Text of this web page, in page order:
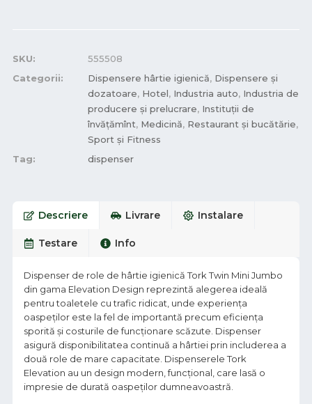
SKU:
555508
Categorii:
Dispensere hârtie igienică, Dispensere și
dozatoare, Hotel, Industria auto, Industria de
producere și prelucrare, Instituții de
învățămînt, Medicină, Restaurant și bucătărie,
Sport și Fitness
Tag:
dispenser
Descriere Livrare Instalare
Testare Info
Dispenser de role de hârtie igienică Tork Twin Mini Jumbo
din gama Elevation Design reprezintă alegerea ideală
pentru toaletele cu trafic ridicat, unde experiența
oaspeților este la fel de importantă precum eficiența
sporită și costurile de funcționare scăzute. Dispenser
asigură disponibilitatea continuă a hârtiei prin includerea a
două role de mare capacitate. Dispenserele Tork
Elevation au un design modern, funcțional, care lasă o
impresie de durată oaspeților dumneavoastră.